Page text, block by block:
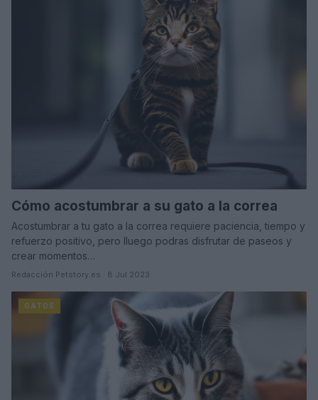
Cómo acostumbrar a su gato a la correa
Acostumbrar a tu gato a la correa requiere paciencia, tiempo y
refuerzo positivo, pero lluego podras disfrutar de paseos y
crear momentos…
Redacción Petstory.es · 8 Jul 2023
GATOS